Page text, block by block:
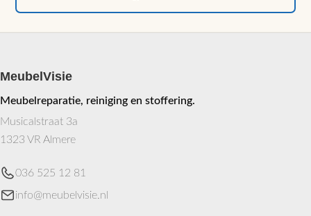
MeubelVisie
Meubelreparatie, reiniging en stoffering.
Musicalstraat 3a
1323 VR Almere
036 525 12 81
info@meubelvisie.nl